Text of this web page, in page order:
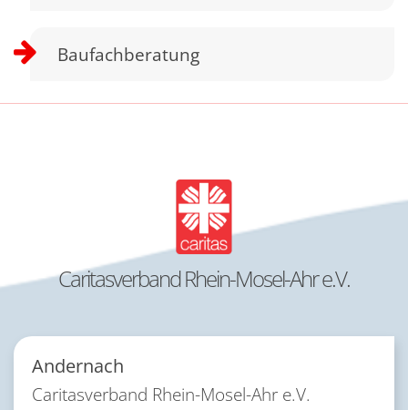
Baufachberatung
Caritasverband Rhein-Mosel-Ahr e.V.
Andernach
Caritasverband Rhein-Mosel-Ahr e.V.